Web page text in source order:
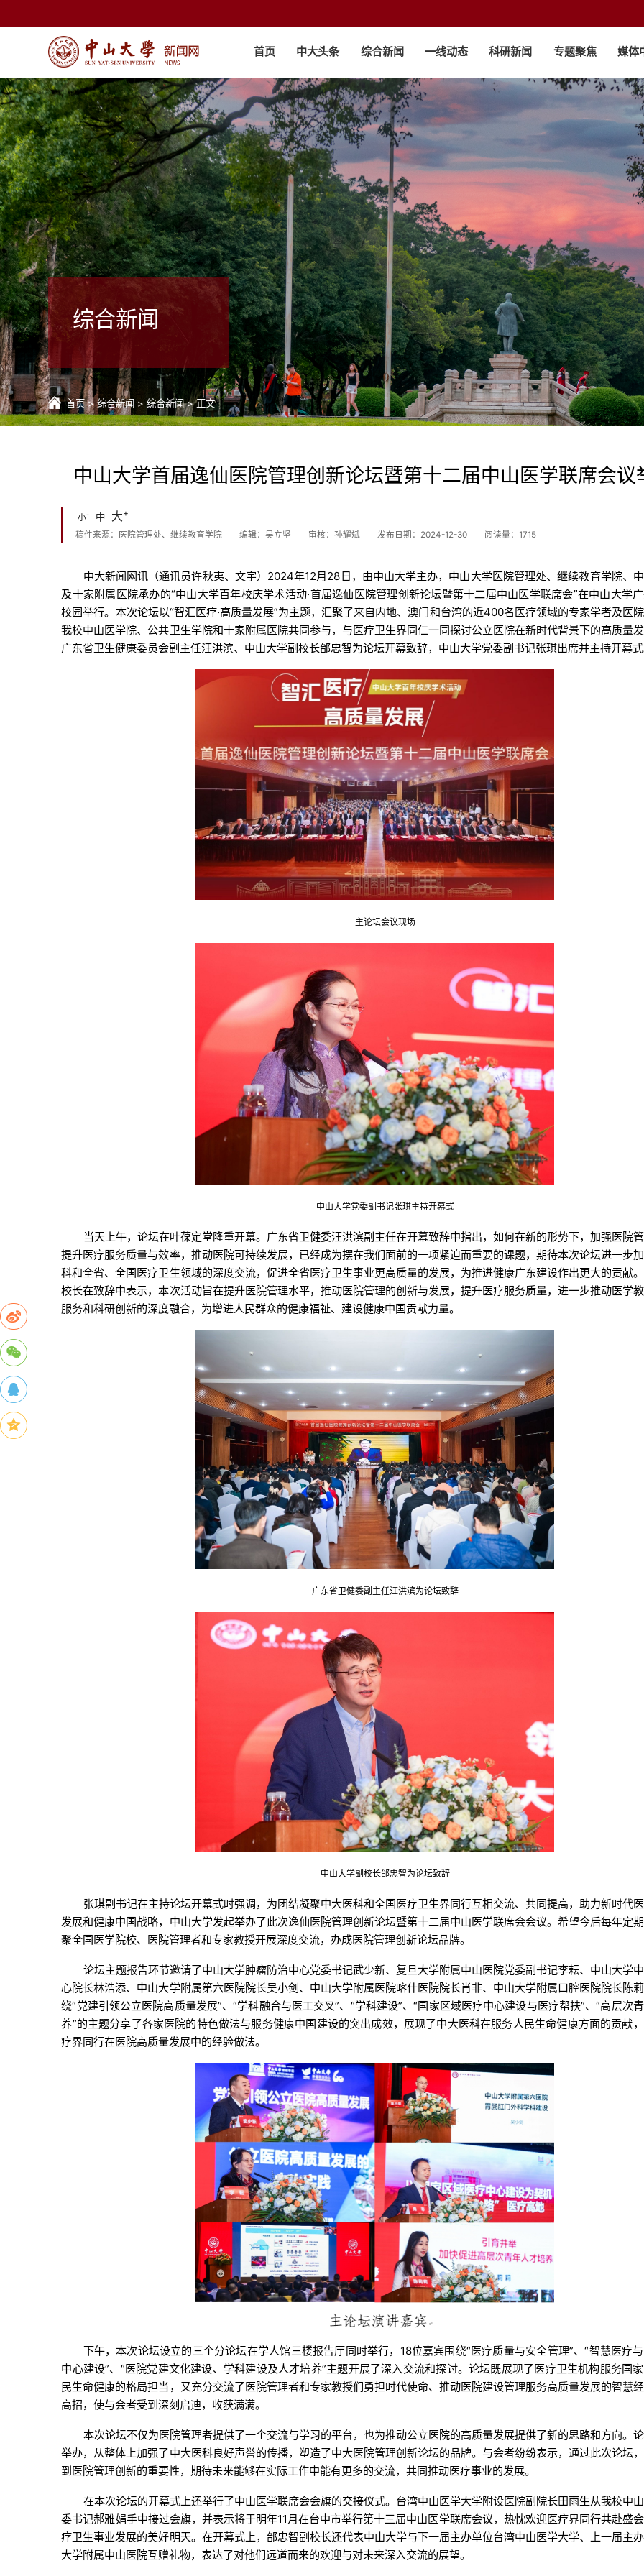
首页 中大头条 综合新闻 一线动态 科研新闻 专题聚焦 媒体
综合新闻
首页>综合新闻 >综合新闻> 正文
中山大学首届逸仙医院管理创新论坛暨第十二届中山医学联席会议
小- 中 大+
稿件来源：医院管理处、继续教育学院 编辑：吴立坚 审核：孙耀斌 发布日期：2024-12-30 阅读量：1715
中大新闻网讯（通讯员许秋夷、文宇）2024年12月28日，由中山大学主办，中山大学医院管理处、继续教育学院、
及十家附属医院承办的“中山大学百年校庆学术活动·首届逸仙医院管理创新论坛暨第十二届中山医学联席会”在中山大学
校园举行。本次论坛以“智汇医疗·高质量发展”为主题，汇聚了来自内地、澳门和台湾的近400名医疗领域的专家学者及医院
我校中山医学院、公共卫生学院和十家附属医院共同参与，与医疗卫生界同仁一同探讨公立医院在新时代背景下的高质量发
广东省卫生健康委员会副主任汪洪滨、中山大学副校长邰忠智为论坛开幕致辞，中山大学党委副书记张琪出席并主持开幕式
主论坛会议现场
中山大学党委副书记张琪主持开幕式
当天上午，论坛在叶葆定堂隆重开幕。广东省卫健委汪洪滨副主任在开幕致辞中指出，如何在新的形势下，加强医院管
提升医疗服务质量与效率，推动医院可持续发展，已经成为摆在我们面前的一项紧迫而重要的课题，期待本次论坛进一步
科和全省、全国医疗卫生领域的深度交流，促进全省医疗卫生事业更高质量的发展，为推进健康广东建设作出更大的贡献
校长在致辞中表示，本次活动旨在提升医院管理水平，推动医院管理的创新与发展，提升医疗服务质量，进一步推动医学
服务和科研创新的深度融合，为增进人民群众的健康福祉、建设健康中国贡献力量。
广东省卫健委副主任汪洪滨为论坛致辞
中山大学副校长邰忠智为论坛致辞
张琪副书记在主持论坛开幕式时强调，为团结凝聚中大医科和全国医疗卫生界同行互相交流、共同提高，助力新时代
发展和健康中国战略，中山大学发起举办了此次逸仙医院管理创新论坛暨第十二届中山医学联席会会议。希望今后每年定
聚全国医学院校、医院管理者和专家教授开展深度交流，办成医院管理创新论坛品牌。
论坛主题报告环节邀请了中山大学肿瘤防治中心党委书记武少新、复旦大学附属中山医院党委副书记李耘、中山大学
心院长林浩添、中山大学附属第六医院院长吴小剑、中山大学附属医院喀什医院院长肖非、中山大学附属口腔医院院长陈
绕“党建引领公立医院高质量发展”、“学科融合与医工交叉”、“学科建设”、“国家区域医疗中心建设与医疗帮扶”、“高层次
养”的主题分享了各家医院的特色做法与服务健康中国建设的突出成效，展现了中大医科在服务人民生命健康方面的贡献
疗界同行在医院高质量发展中的经验做法。
下午，本次论坛设立的三个分论坛在学人馆三楼报告厅同时举行，18位嘉宾围绕“医疗质量与安全管理”、“智慧医疗
中心建设”、“医院党建文化建设、学科建设及人才培养”主题开展了深入交流和探讨。论坛既展现了医疗卫生机构服务国
民生命健康的格局担当，又充分交流了医院管理者和专家教授们勇担时代使命、推动医院建设管理服务高质量发展的智慧
高招，使与会者受到深刻启迪，收获满满。
本次论坛不仅为医院管理者提供了一个交流与学习的平台，也为推动公立医院的高质量发展提供了新的思路和方向。
举办，从整体上加强了中大医科良好声誉的传播，塑造了中大医院管理创新论坛的品牌。与会者纷纷表示，通过此次论坛
到医院管理创新的重要性，期待未来能够在实际工作中能有更多的交流，共同推动医疗事业的发展。
在本次论坛的开幕式上还举行了中山医学联席会会旗的交接仪式。台湾中山医学大学附设医院副院长田雨生从我校中
委书记郝雅娟手中接过会旗，并表示将于明年11月在台中市举行第十三届中山医学联席会议，热忱欢迎医疗界同行共赴盛
疗卫生事业发展的美好明天。在开幕式上，邰忠智副校长还代表中山大学与下一届主办单位台湾中山医学大学、上一届主
大学附属中山医院互赠礼物，表达了对他们远道而来的欢迎与对未来深入交流的展望。